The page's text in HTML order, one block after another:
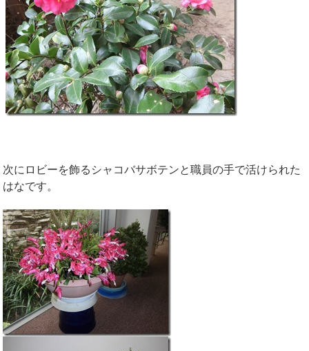
次にロビーを飾るシャコバサボテンと職員の手で活けられた
はなです。